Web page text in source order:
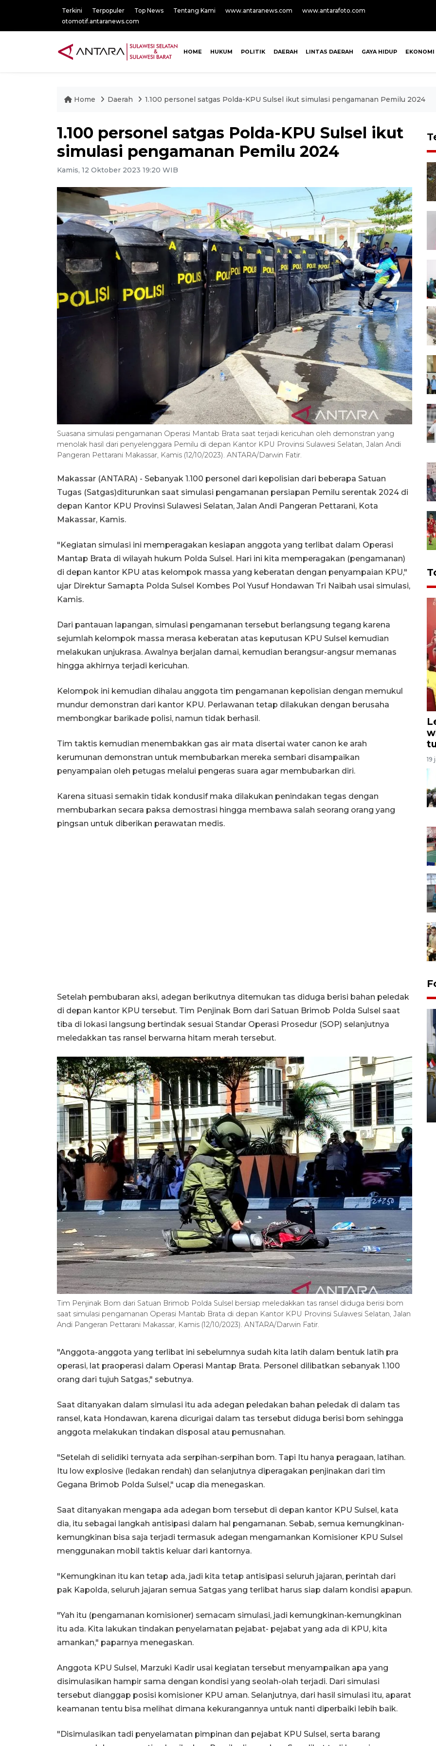
Terkini Terpopuler Top News Tentang Kami www.antaranews.com
www.antarafoto.com
otomotif.antaranews.com
HOME HUKUM POLITIK DAERAH LINTAS DAERAH GAYA HIDUP EKONOMI
Home Daerah 1.100 personel satgas Polda-KPU Sulsel ikut simulasi pengamanan Pemilu 2024
1.100 personel satgas Polda-KPU Sulsel ikut
simulasi pengamanan Pemilu 2024
Kamis, 12 Oktober 2023 19:20 WIB
Suasana simulasi pengamanan Operasi Mantab Brata saat terjadi kericuhan oleh demonstran yang
menolak hasil dari penyelenggara Pemilu di depan Kantor KPU Provinsi Sulawesi Selatan, Jalan Andi
Pangeran Pettarani Makassar, Kamis (12/10/2023). ANTARA/Darwin Fatir.
Makassar (ANTARA) - Sebanyak 1.100 personel dari kepolisian dari beberapa Satuan
Tugas (Satgas)diturunkan saat simulasi pengamanan persiapan Pemilu serentak 2024 di
depan Kantor KPU Provinsi Sulawesi Selatan, Jalan Andi Pangeran Pettarani, Kota
Makassar, Kamis.
"Kegiatan simulasi ini memperagakan kesiapan anggota yang terlibat dalam Operasi
Mantap Brata di wilayah hukum Polda Sulsel. Hari ini kita memperagakan (pengamanan)
di depan kantor KPU atas kelompok massa yang keberatan dengan penyampaian KPU,"
ujar Direktur Samapta Polda Sulsel Kombes Pol Yusuf Hondawan Tri Naibah usai simulasi,
Kamis.
Dari pantauan lapangan, simulasi pengamanan tersebut berlangsung tegang karena
sejumlah kelompok massa merasa keberatan atas keputusan KPU Sulsel kemudian
melakukan unjukrasa. Awalnya berjalan damai, kemudian berangsur-angsur memanas
hingga akhirnya terjadi kericuhan.
Kelompok ini kemudian dihalau anggota tim pengamanan kepolisian dengan memukul
mundur demonstran dari kantor KPU. Perlawanan tetap dilakukan dengan berusaha
membongkar barikade polisi, namun tidak berhasil.
Tim taktis kemudian menembakkan gas air mata disertai water canon ke arah
kerumunan demonstran untuk membubarkan mereka sembari disampaikan
penyampaian oleh petugas melalui pengeras suara agar membubarkan diri.
Karena situasi semakin tidak kondusif maka dilakukan penindakan tegas dengan
membubarkan secara paksa demostrasi hingga membawa salah seorang orang yang
pingsan untuk diberikan perawatan medis.
Setelah pembubaran aksi, adegan berikutnya ditemukan tas diduga berisi bahan peledak
di depan kantor KPU tersebut. Tim Penjinak Bom dari Satuan Brimob Polda Sulsel saat
tiba di lokasi langsung bertindak sesuai Standar Operasi Prosedur (SOP) selanjutnya
meledakkan tas ransel berwarna hitam merah tersebut.
Tim Penjinak Bom dari Satuan Brimob Polda Sulsel bersiap meledakkan tas ransel diduga berisi bom
saat simulasi pengamanan Operasi Mantab Brata di depan Kantor KPU Provinsi Sulawesi Selatan, Jalan
Andi Pangeran Pettarani Makassar, Kamis (12/10/2023). ANTARA/Darwin Fatir.
"Anggota-anggota yang terlibat ini sebelumnya sudah kita latih dalam bentuk latih pra
operasi, lat praoperasi dalam Operasi Mantap Brata. Personel dilibatkan sebanyak 1.100
orang dari tujuh Satgas," sebutnya.
Saat ditanyakan dalam simulasi itu ada adegan peledakan bahan peledak di dalam tas
ransel, kata Hondawan, karena dicurigai dalam tas tersebut diduga berisi bom sehingga
anggota melakukan tindakan disposal atau pemusnahan.
"Setelah di selidiki ternyata ada serpihan-serpihan bom. Tapi Itu hanya peragaan, latihan.
Itu low explosive (ledakan rendah) dan selanjutnya diperagakan penjinakan dari tim
Gegana Brimob Polda Sulsel," ucap dia menegaskan.
Saat ditanyakan mengapa ada adegan bom tersebut di depan kantor KPU Sulsel, kata
dia, itu sebagai langkah antisipasi dalam hal pengamanan. Sebab, semua kemungkinan-
kemungkinan bisa saja terjadi termasuk adegan mengamankan Komisioner KPU Sulsel
menggunakan mobil taktis keluar dari kantornya.
"Kemungkinan itu kan tetap ada, jadi kita tetap antisipasi seluruh jajaran, perintah dari
pak Kapolda, seluruh jajaran semua Satgas yang terlibat harus siap dalam kondisi apapun.
"Yah itu (pengamanan komisioner) semacam simulasi, jadi kemungkinan-kemungkinan
itu ada. Kita lakukan tindakan penyelamatan pejabat- pejabat yang ada di KPU, kita
amankan," paparnya menegaskan.
Anggota KPU Sulsel, Marzuki Kadir usai kegiatan tersebut menyampaikan apa yang
disimulasikan hampir sama dengan kondisi yang seolah-olah terjadi. Dari simulasi
tersebut dianggap posisi komisioner KPU aman. Selanjutnya, dari hasil simulasi itu, aparat
keamanan tentu bisa melihat dimana kekurangannya untuk nanti diperbaiki lebih baik.
"Disimulasikan tadi penyelamatan pimpinan dan pejabat KPU Sulsel, serta barang
19
FOTO - Kirab memperingati
HUT ke-80 Raja Keraton
Yogyakarta
02 April 2026 12:51 WIB